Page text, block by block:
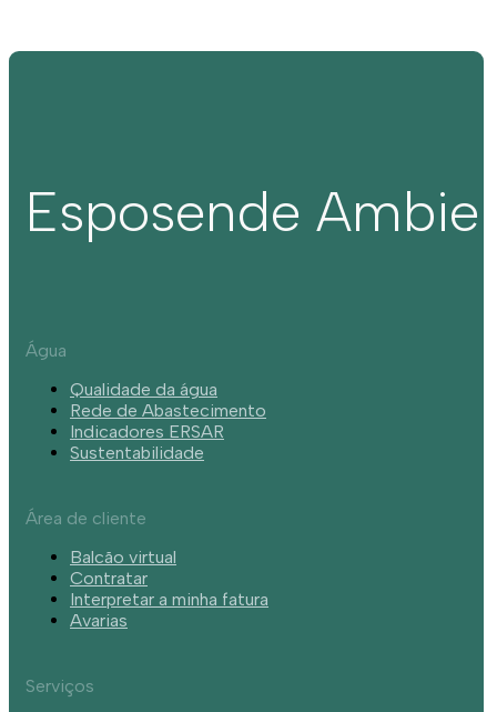
Esposende
Água
Qualidade da água
Rede de Abastecimento
Indicadores ERSAR
Sustentabilidade
Área de cliente
Balcão virtual
Contratar
Interpretar a minha fatura
Avarias
Serviços